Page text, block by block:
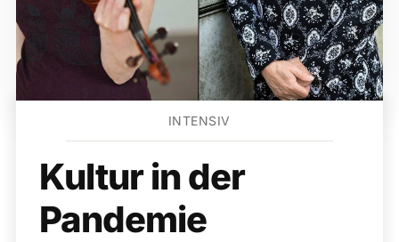
INTENSIV
Kultur in der
Pandemie